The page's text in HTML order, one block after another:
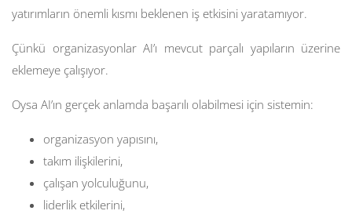
yatırımların önemli kısmı beklenen iş etkisini yaratamıyor.
Çünkü organizasyonlar AI’ı mevcut parçalı yapıların üzerine
eklemeye çalışıyor.
Oysa AI’ın gerçek anlamda başarılı olabilmesi için sistemin:
organizasyon yapısını,
takım ilişkilerini,
çalışan yolculuğunu,
liderlik etkilerini,